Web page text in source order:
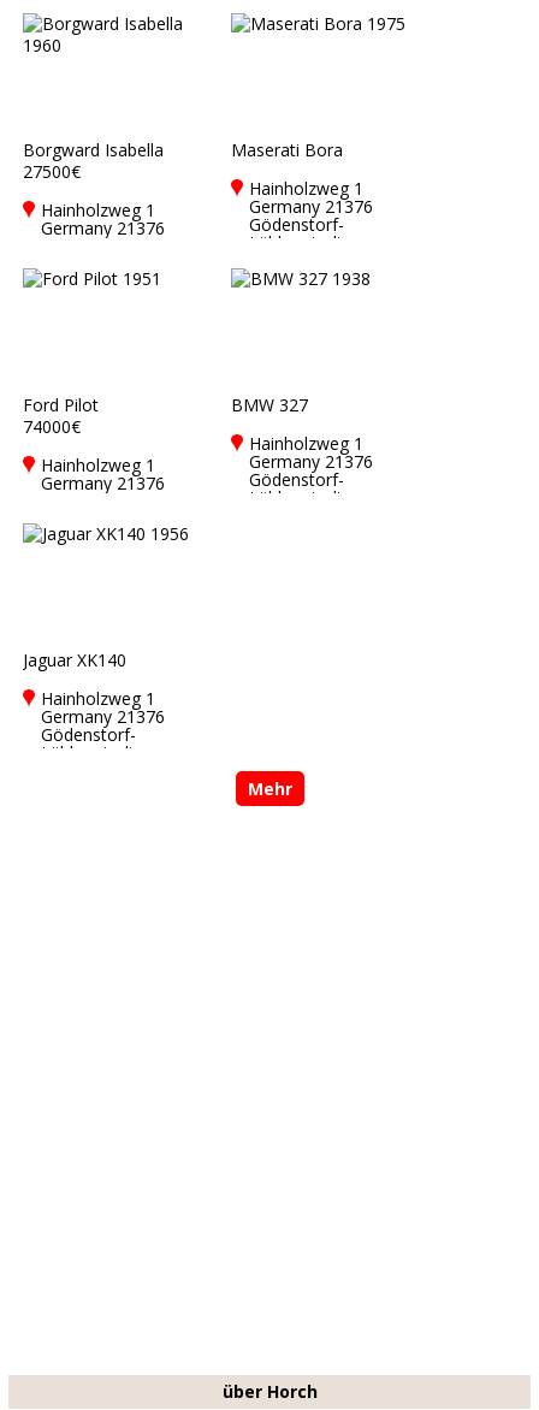
Borgward Isabella
27500€
Hainholzweg 1
Germany 21376
Gödenstorf-
Maserati Bora
Hainholzweg 1
Germany 21376
Gödenstorf-
Lübberstedt
Ford Pilot
74000€
Hainholzweg 1
Germany 21376
Gödenstorf-
BMW 327
Hainholzweg 1
Germany 21376
Gödenstorf-
Lübberstedt
Jaguar XK140
Hainholzweg 1
Germany 21376
Gödenstorf-
Lübberstedt
Mehr
über Horch